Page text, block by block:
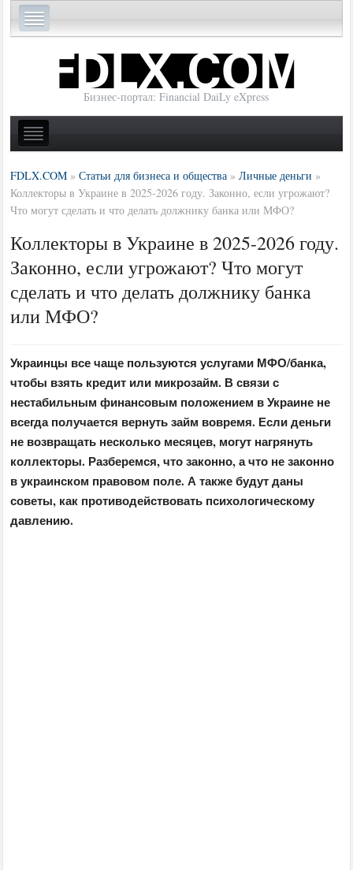
Бизнес-портал: Financial DaiLy eXpress
FDLX.COM »Статьи для бизнеса и общества »Личные деньги »
Коллекторы в Украине в 2025-2026 году. Законно, если угрожают?
Что могут сделать и что делать должнику банка или МФО?
Коллекторы в Украине в 2025-2026 году.
Законно, если угрожают? Что могут
сделать и что делать должнику банка
или МФО?
Украинцы все чаще пользуются услугами МФО/банка,
чтобы взять кредит или микрозайм. В связи с
нестабильным финансовым положением в Украине не
всегда получается вернуть займ вовремя. Если деньги
не возвращать несколько месяцев, могут нагрянуть
коллекторы. Разберемся, что законно, а что не законно
в украинском правовом поле. А также будут даны
советы, как противодействовать психологическому
давлению.